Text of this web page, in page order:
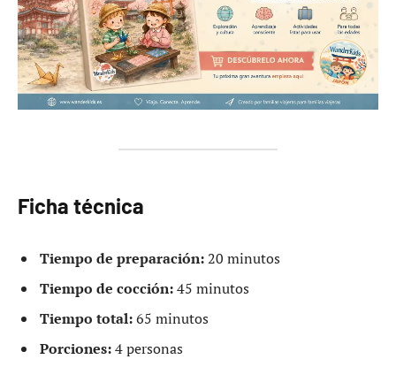
Ficha técnica
Tiempo de preparación:20 minutos
Tiempo de cocción:45 minutos
Tiempo total:65 minutos
Porciones:4 personas